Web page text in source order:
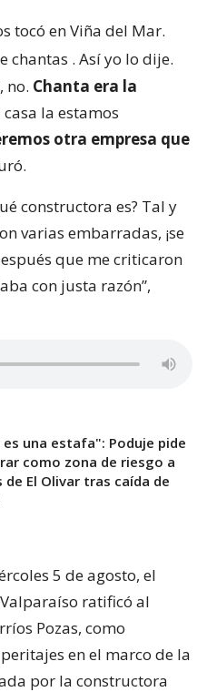
tocó en Viña del Mar.
chantas . Así yo lo dije.
no. Chanta era la
casa la estamos
otra empresa que
constructora es? Tal y
varias embarradas, ¡se
que me criticaron
con justa razón”,
es una estafa": Poduje pide
como zona de riesgo a
de El Olivar tras caída de
5 de agosto, el
ratificó al
Pozas, como
en el marco de la
por la constructora